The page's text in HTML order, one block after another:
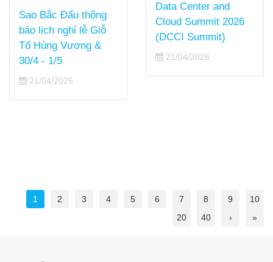
Sao Bắc Đẩu thông
báo lịch nghỉ lễ Giỗ
Tổ Hùng Vương &
30/4 - 1/5
21/04/2026
Data Center and
Cloud Summit 2026
(DCCI Summit)
21/04/2026
1 2 3 4 5 6 7 8 9
10
20
40 › »